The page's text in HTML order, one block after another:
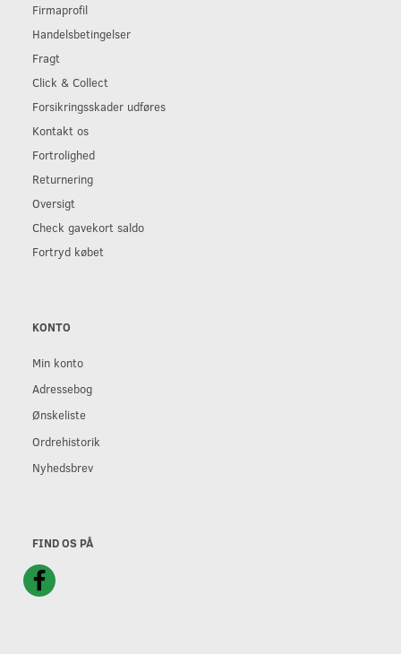
Firmaprofil
Handelsbetingelser
Fragt
Click & Collect
Forsikringsskader udføres
Kontakt os
Fortrolighed
Returnering
Oversigt
Check gavekort saldo
Fortryd købet
KONTO
Min konto
Adressebog
Ønskeliste
Ordrehistorik
Nyhedsbrev
FIND OS PÅ